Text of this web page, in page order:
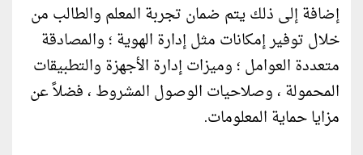
إضافة إلى ذلك يتم ضمان تجربة المعلم والطالب من
خلال توفير إمكانات مثل إدارة الهوية ؛ والمصادقة
متعددة العوامل ؛ وميزات إدارة الأجهزة والتطبيقات
المحمولة ، وصلاحيات الوصول المشروط ، فضلاً عن
مزايا حماية المعلومات.